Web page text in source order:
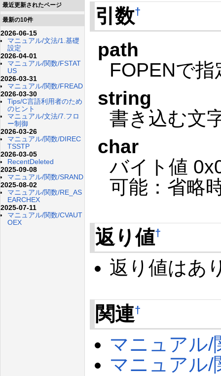
最近更新されたページ
最新の10件
2026-06-15
マニュアル/文法/1.基礎
設定
2026-04-01
マニュアル/関数/FSTAT
US
2026-03-31
マニュアル/関数/FREAD
2026-03-30
Tips/C言語利用者のため
のヒント
マニュアル/文法/7.フロ
ー制御
2026-03-26
マニュアル/関数/DIREC
TSSTP
2026-03-05
RecentDeleted
2025-09-08
マニュアル/関数/SRAND
2025-08-02
マニュアル/関数/RE_AS
EARCHEX
2025-07-11
マニュアル/関数/CVAUT
OEX
引数†
path
FOPENで
string
書き込む文
char
バイト値
可能：省略
返り値†
返り値はあ
関連†
マニュアル/
マニュアル/